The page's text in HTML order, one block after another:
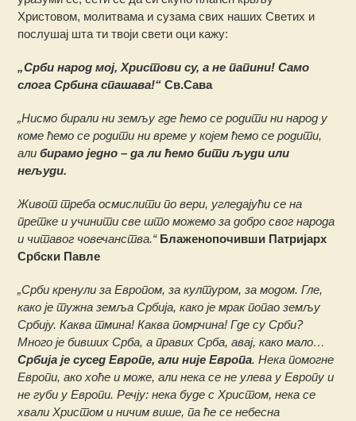
Христовом, молитвама и сузама свих наших Светих и
послушај шта ти твоји свети оци кажу:
„Срби народ мој, Христови су, а не папини! Само
слога Србина спашава!“Св.Сава
„Нисмо бирали ни земљу где ћемо се родити ни народ у
коме ћемо се родити ни време у којем ћемо се родити,
алибирамо једно – да ли ћемо бити људи или
нељуди.
Живот треба осмислити по вери, угледајући се на
претке и учинити све што можемо за добро свог народа
и читавог човечанства.“ Блаженопочивши Патријарх
Србски Павле
„Срби кренули за Европом, за културом, за модом. Гле,
како је тужна земља Србија, како је мрак попао земљу
Србију. Каква тмина! Каква помрчина! Где су Срби?
Много је бивших Срба, а правих Срба, авај, како мало…
Србија је сусед Европе, али није Европа. Нека помогне
Европи, ако хоће и може, али нека се не улева у Европу и
не губи у Европи. Речју: нека буде с Христом, нека се
хвали Христом и ничим више, па ће се небесна